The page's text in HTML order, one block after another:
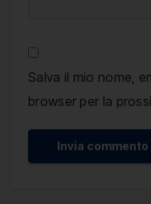
Salva il mio nome,
browser per la